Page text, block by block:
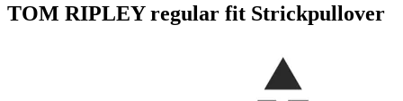
TOM RIPLEY regular fit Strickpullover